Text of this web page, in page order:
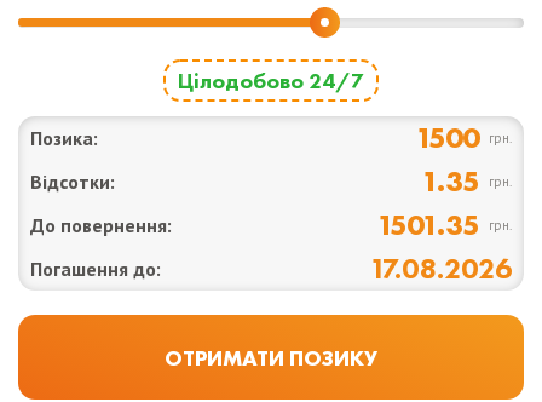
Цілодобово 24/7
Позика: 1500 грн.
Відсотки: 1.35 грн.
До повернення: 1501.35 грн.
Погашення до: 17.08.2026